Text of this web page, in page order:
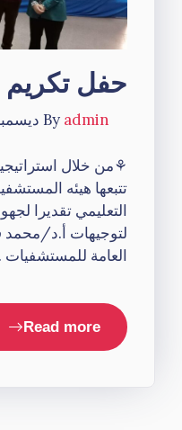
حفل تكريم
By admin ديسمبر 23,
⚘من خلال
تتبعها هيئه
التعليمي تقديرا
لتوجيهات أ.د/محمد
العامة
Read more